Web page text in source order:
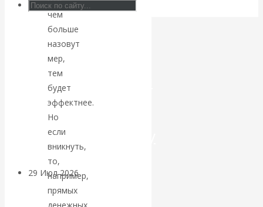
Искусственный
интеллект —
революционный
переход к
посткапитализму
29 Июл 2026Мировая
финансовая олигархия
чем
больше
назовут
мер,
тем
будет
эффектнее.
Но
если
вникнуть,
то,
например,
прямых